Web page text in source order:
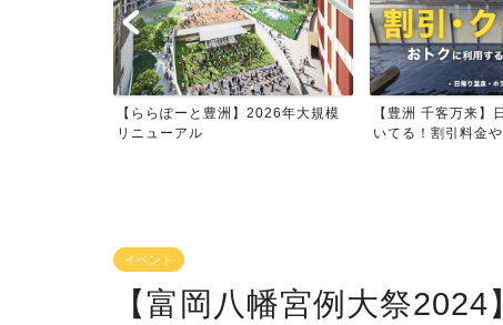
【豊洲 千客万来】日帰り温泉は空
いてる！割引料金やクーポ...
【豊洲 千客万来】
メまとめ
イベント
【富岡八幡宮例大祭